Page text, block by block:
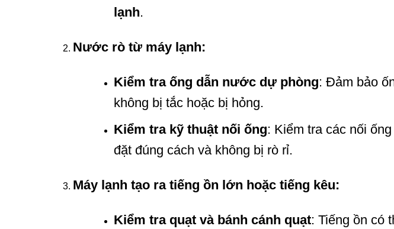
lạnh.
Nước rò từ máy lạnh:
Kiểm tra ống dẫn nước dự phòng: Đảm bảo
không bị tắc hoặc bị hỏng.
Kiểm tra kỹ thuật nối ống: Kiểm tra các nối
đặt đúng cách và không bị rò rỉ.
Máy lạnh tạo ra tiếng ồn lớn hoặc tiếng kêu:
Kiểm tra quạt và bánh cánh quạt: Tiếng ồn có